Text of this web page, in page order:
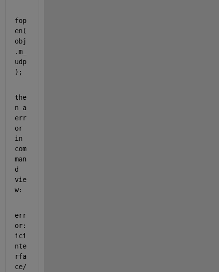
fop
en(
obj
.m_
udp
);
the
n a
err
or
in
com
man
d
vie
w:
err
or:
ici
nte
rfa
ce/